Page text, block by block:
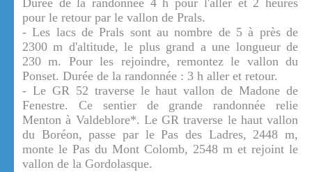
Durée de la randonnée 4 h pour l'aller et 2 heures
pour le retour par le vallon de Prals.
- Les lacs de Prals sont au nombre de 5 à près de
2300 m d'altitude, le plus grand a une longueur de
230 m. Pour les rejoindre, remontez le vallon du
Ponset. Durée de la randonnée : 3 h aller et retour.
- Le GR 52 traverse le haut vallon de Madone de
Fenestre. Ce sentier de grande randonnée relie
Menton à Valdeblore*. Le GR traverse le haut vallon
du Boréon, passe par le Pas des Ladres, 2448 m,
monte le Pas du Mont Colomb, 2548 m et rejoint le
vallon de la Gordolasque.